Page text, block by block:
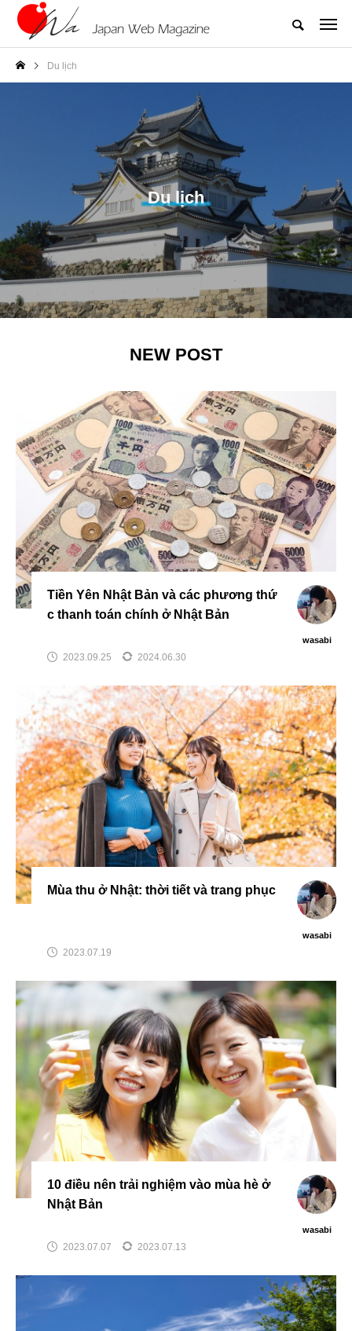
Du lịch
Du lịch
NEW POST
Tiền Yên Nhật Bản và các phương thứ
c thanh toán chính ở Nhật Bản
wasabi
2023.09.25 2024.06.30
Mùa thu ở Nhật: thời tiết và trang phục
wasabi
2023.07.19
10 điều nên trải nghiệm vào mùa hè ở
Nhật Bản
wasabi
2023.07.07 2023.07.13